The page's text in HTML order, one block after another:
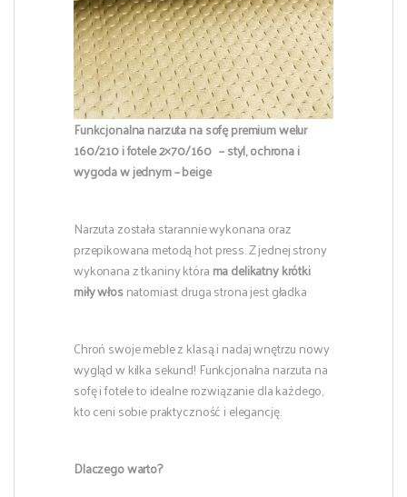
Funkcjonalna narzuta na sofę premium welur
160/210 i fotele 2×70/160 – styl, ochrona i
wygoda w jednym – beige
Narzuta została starannie wykonana oraz
przepikowana metodą hot press. Z jednej strony
wykonana z tkaniny która ma delikatny krótki
miły włosnatomiast druga strona jest gładka
Chroń swoje meble z klasą i nadaj wnętrzu nowy
wygląd w kilka sekund! Funkcjonalna narzuta na
sofę i fotele to idealne rozwiązanie dla każdego,
kto ceni sobie praktyczność i elegancję.
Dlaczego warto?